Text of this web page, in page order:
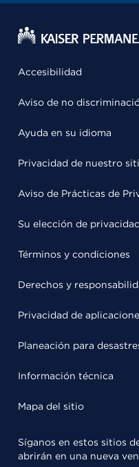
Accesibilidad
Aviso de no
Ayuda en su idioma
Privacidad de nuestro
Aviso de Prácticas de
Su elección de privacidad
Términos y condiciones
Derechos y
Privacidad de
Planeación para
Información técnica
Mapa del sitio
Síganos en estos sitios
abrirán en una nueva